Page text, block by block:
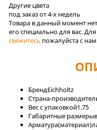
Другие цвета
под заказ от 4-x недель
Товара в данный момент
его специально для вас.
свяжитесь пожалуйста с
БрендEichholtz
Страна-
Вес с упаковкой1.75
Габаритные размеры
Арматура(материал)